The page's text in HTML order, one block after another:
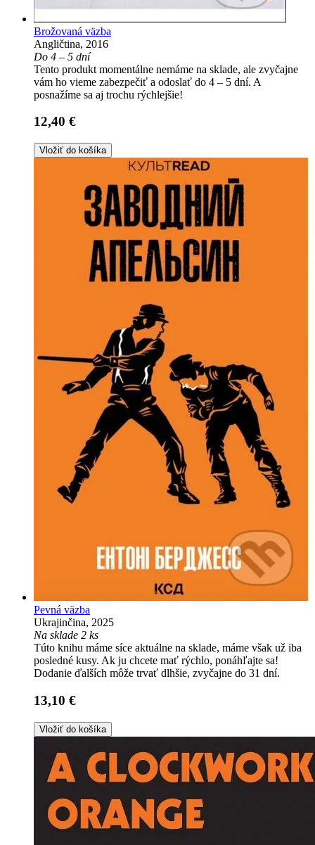
Brožovaná väzba
Angličtina, 2016
Do 4 – 5 dní
Tento produkt momentálne nemáme na sklade, ale zvyčajne
vám ho vieme zabezpečiť a odoslať do 4 – 5 dní. A
posnažíme sa aj trochu rýchlejšie!
12,40 €
Vložiť do košíka
Pevná väzba
Ukrajinčina, 2025
Na sklade 2 ks
Túto knihu máme síce aktuálne na sklade, máme však už iba
posledné kusy. Ak ju chcete mať rýchlo, ponáhľajte sa!
Dodanie ďalších môže trvať dlhšie, zvyčajne do 31 dní.
13,10 €
Vložiť do košíka